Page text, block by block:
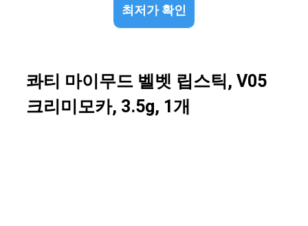
최저가 확인
콰티 마이무드 벨벳 립스틱, V05
크리미모카, 3.5g, 1개